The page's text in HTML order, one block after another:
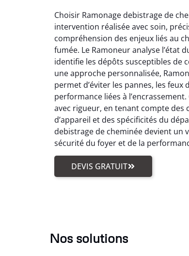
Choisir Ramonage debistrage de
intervention réalisée avec soin,
compréhension des enjeux liés au
fumée. Le Ramoneur analyse l’état
identifie les dépôts susceptibles de
une approche personnalisée,
permet d’éviter les pannes, les feux
performance liées à
avec rigueur, en tenant compte
d’appareil et des spécificités du
debistrage de cheminée devient un
sécurité du foyer et de la
DEVIS GRATUIT
Nos solutions